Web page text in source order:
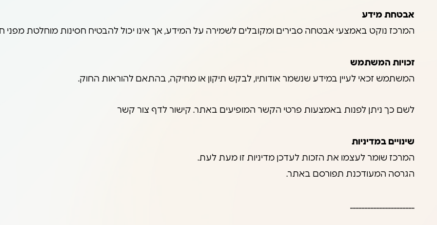
אבטחת מידע
המרכז נוקט באמצעי אבטחה סבירים ומקובלים לשמירה על המידע, אך אינו יכול להבטיח חסינות מוחלטת מפני
זכויות המשתמש
המשתמש זכאי לעיין במידע שנשמר אודותיו, לבקש תיקון או מחיקה, בהתאם להוראות החוק.
לשם כך ניתן לפנות באמצעות פרטי הקשר המופיעים באתר. קישור לדף צור קשר
שינויים במדיניות
המרכז שומר לעצמו את הזכות לעדכן מדיניות זו מעת לעת.
הגרסה המעודכנת תפורסם באתר.
______________________